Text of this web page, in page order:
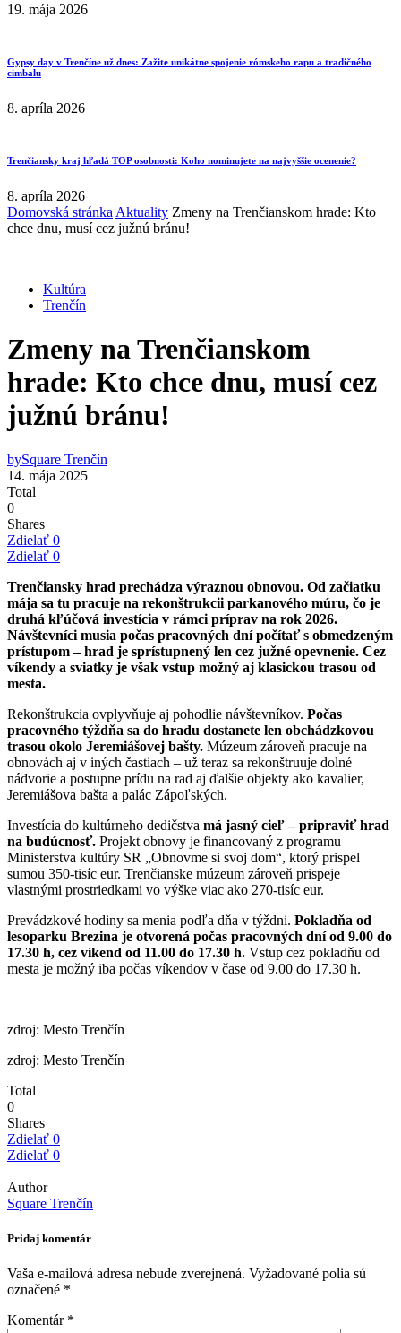
19. mája 2026
Gypsy day v Trenčíne už dnes: Zažite unikátne spojenie rómskeho rapu a tradičného
cimbalu
8. apríla 2026
Trenčiansky kraj hľadá TOP osobnosti: Koho nominujete na najvyššie ocenenie?
8. apríla 2026
Domovská stránka Aktuality Zmeny na Trenčianskom hrade: Kto
chce dnu, musí cez južnú bránu!
Kultúra
Trenčín
Zmeny na Trenčianskom
hrade: Kto chce dnu, musí cez
južnú bránu!
bySquare Trenčín
14. mája 2025
Total
0
Shares
Zdielať 0
Zdielať 0
Trenčiansky hrad prechádza výraznou obnovou. Od začiatku
mája sa tu pracuje na rekonštrukcii parkanového múru, čo je
druhá kľúčová investícia v rámci príprav na rok 2026.
Návštevníci musia počas pracovných dní počítať s obmedzeným
prístupom – hrad je sprístupnený len cez južné opevnenie. Cez
víkendy a sviatky je však vstup možný aj klasickou trasou od
mesta.
Rekonštrukcia ovplyvňuje aj pohodlie návštevníkov. Počas
pracovného týždňa sa do hradu dostanete len obchádzkovou
trasou okolo Jeremiášovej bašty. Múzeum zároveň pracuje na
obnovách aj v iných častiach – už teraz sa rekonštruuje dolné
nádvorie a postupne prídu na rad aj ďalšie objekty ako kavalier,
Jeremiášova bašta a palác Zápoľských.
Investícia do kultúrneho dedičstva má jasný cieľ – pripraviť hrad
na budúcnosť. Projekt obnovy je financovaný z programu
Ministerstva kultúry SR „Obnovme si svoj dom“, ktorý prispel
sumou 350-tisíc eur. Trenčianske múzeum zároveň prispeje
vlastnými prostriedkami vo výške viac ako 270-tisíc eur.
Prevádzkové hodiny sa menia podľa dňa v týždni. Pokladňa od
lesoparku Brezina je otvorená počas pracovných dní od 9.00 do
17.30 h, cez víkend od 11.00 do 17.30 h. Vstup cez pokladňu od
mesta je možný iba počas víkendov v čase od 9.00 do 17.30 h.
zdroj: Mesto Trenčín
zdroj: Mesto Trenčín
Total
0
Shares
Zdielať 0
Zdielať 0
Author
Square Trenčín
Pridaj komentár
Vaša e-mailová adresa nebude zverejnená. Vyžadované polia sú
označené *
Komentár *